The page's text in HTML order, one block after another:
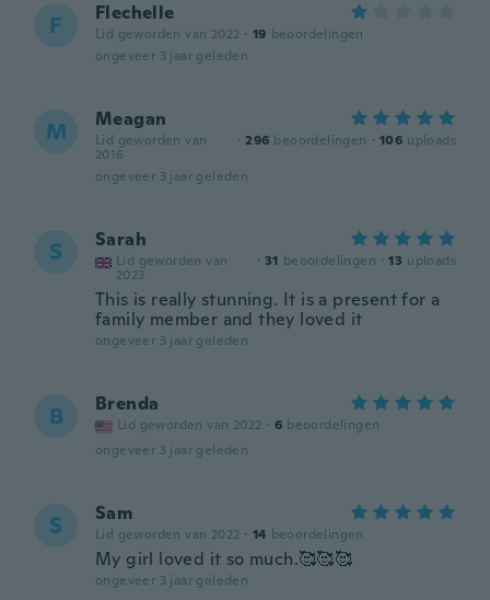
F Flechelle
Lid geworden van 2022 · 19 beoordelingen
ongeveer 3 jaar geleden
M Meagan
Lid geworden van
2016
· 296 beoordelingen · 106 uploads
ongeveer 3 jaar geleden
S Sarah
Lid geworden van
2023
· 31 beoordelingen · 13 uploads
This is really stunning. It is a present for a
family member and they loved it
ongeveer 3 jaar geleden
B Brenda
Lid geworden van 2022 · 6 beoordelingen
ongeveer 3 jaar geleden
S Sam
Lid geworden van 2022 · 14 beoordelingen
My girl loved it so much.🥰🥰🥰
ongeveer 3 jaar geleden